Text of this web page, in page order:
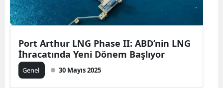
Port Arthur LNG Phase II: ABD’nin LNG
İhracatında Yeni Dönem Başlıyor
Genel 30 Mayıs 2025